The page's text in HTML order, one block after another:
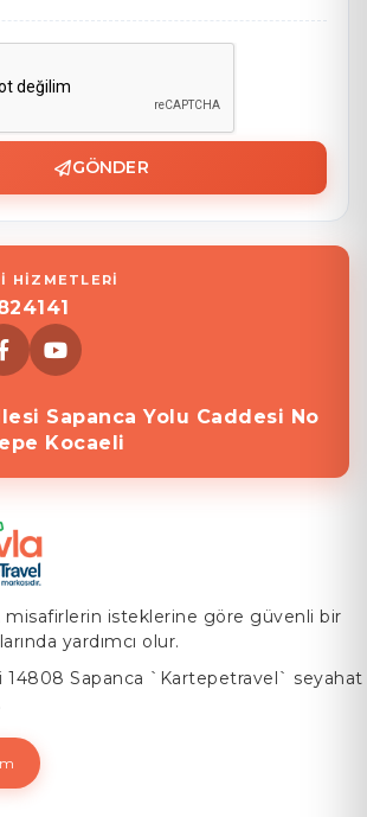
GÖNDER
HİZMETLERİ
Sapanca Yolu Caddesi No
Kocaeli
misafirlerin isteklerine göre güvenli bir
yardımcı olur.
14808 Sapanca `Kartepetravel` seyahat